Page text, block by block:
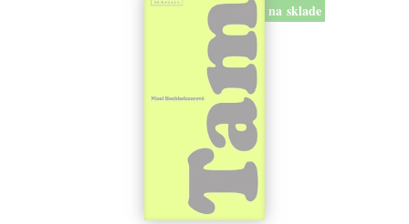
na sklade